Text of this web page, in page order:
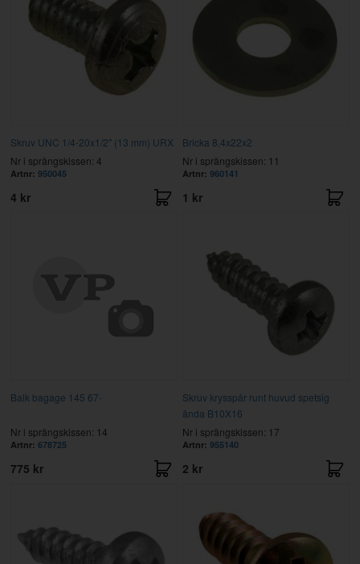
Skruv UNC 1/4-20x1/2" (13 mm) URX
Nr i sprängskissen: 4
Artnr: 950045
4 kr
Bricka 8,4x22x2
Nr i sprängskissen: 11
Artnr: 960141
1 kr
Balk bagage 145 67-
Nr i sprängskissen: 14
Artnr: 678725
775 kr
Skruv krysspår runt huvud spetsig
ända B10X16
Nr i sprängskissen: 17
Artnr: 955140
2 kr